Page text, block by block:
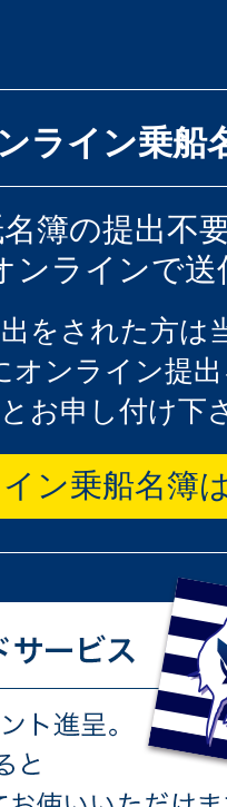
ライン乗船
簿の提出不
ンラインで
をされた方は
オンライン提
お申し付け下
ン乗船名簿